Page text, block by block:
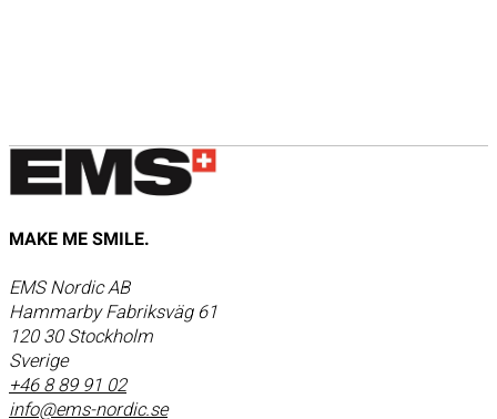
MAKE ME SMILE.
EMS Nordic AB
Hammarby Fabriksväg 61
120 30 Stockholm
Sverige
+46 8 89 91 02
info@ems-nordic.se